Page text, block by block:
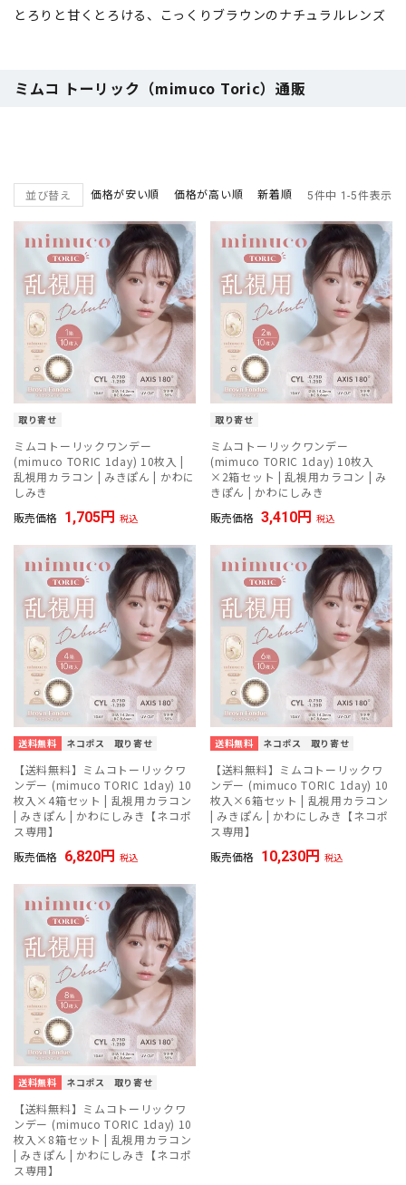
とろりと甘くとろける、こっくりブラウンのナチュラルレンズ
ミムコ トーリック（mimuco Toric）通販
並び替え 価格が安い順 価格が高い順 新着順 5件中 1-5件表示
取り寄せ
ミムコトーリックワンデー
(mimuco TORIC 1day) 10枚入 |
乱視用カラコン | みきぽん | かわに
しみき
販売価格 1,705 税込
取り寄せ
ミムコトーリックワンデー
(mimuco TORIC 1day) 10枚入
×2箱セット | 乱視用カラコン | み
きぽん | かわにしみき
販売価格 3,410 税込
送料無料 ネコポス 取り寄せ
【送料無料】ミムコトーリックワ
ンデー (mimuco TORIC 1day) 10
枚入×4箱セット | 乱視用カラコン
| みきぽん | かわにしみき【ネコポ
ス専用】
販売価格 6,820 税込
送料無料 ネコポス 取り寄せ
【送料無料】ミムコトーリックワ
ンデー (mimuco TORIC 1day) 10
枚入×6箱セット | 乱視用カラコン
| みきぽん | かわにしみき【ネコポ
ス専用】
販売価格 10,230 税込
送料無料 ネコポス 取り寄せ
【送料無料】ミムコトーリックワ
ンデー (mimuco TORIC 1day) 10
枚入×8箱セット | 乱視用カラコン
| みきぽん | かわにしみき【ネコポ
ス専用】